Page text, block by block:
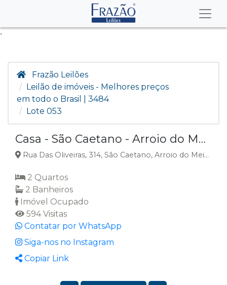
.
Frazão Leilões
Leilão de imóveis - Melhores preços
em todo o Brasil | 3484
Lote 053
Casa - São Caetano - Arroio do Meio/RS
Rua Das Oliveiras, 314, São Caetano, Arroio do Meio, RS
2 Quartos
2 Banheiros
Imóvel Ocupado
594 Visitas
Contatar por WhatsApp
Siga-nos no Instagram
Copiar Link